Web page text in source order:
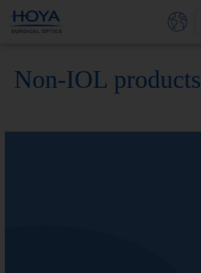
Non-IOL products